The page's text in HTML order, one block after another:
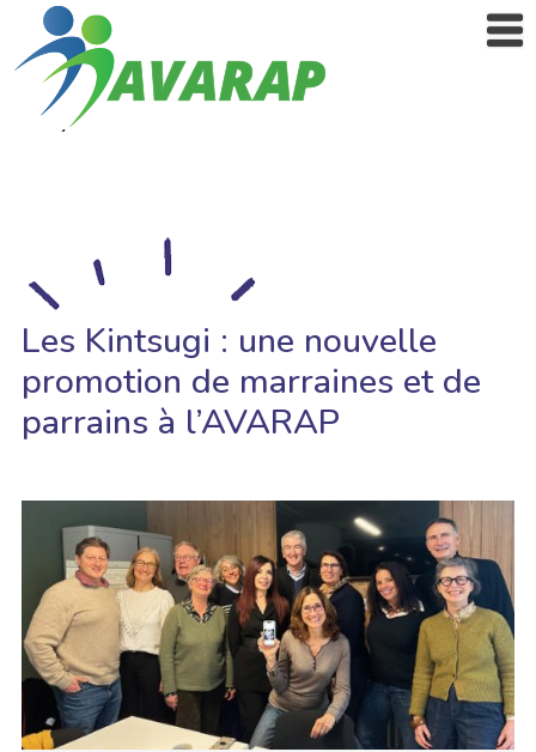
Les Kintsugi : une nouvelle
promotion de marraines et de
parrains à l’AVARAP